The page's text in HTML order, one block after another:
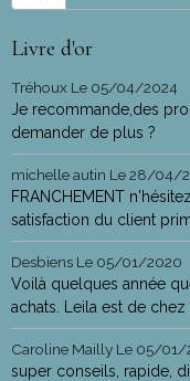
Livre d'or
Tréhoux Le 05/04/2024
Je recommande,des
demander de plus ?
michelle autin Le 28/04/
FRANCHEMENT
satisfaction du client
Desbiens Le 05/01/2020
Voilà quelques année
achats. Leila est de chez
Caroline Mailly Le 05/01/
super conseils, rapide,